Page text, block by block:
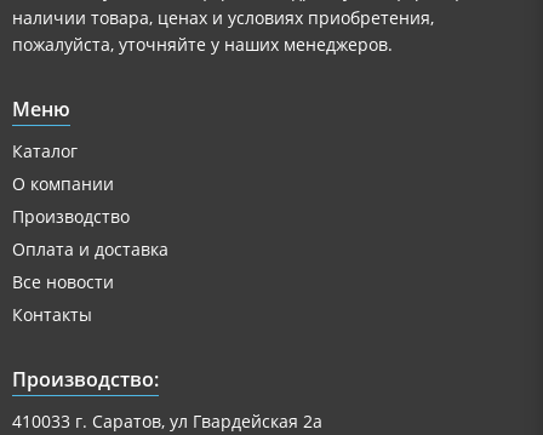
наличии товара, ценах и условиях приобретения,
пожалуйста, уточняйте у наших менеджеров.
Меню
Каталог
О компании
Производство
Оплата и доставка
Все новости
Контакты
Производство:
410033 г. Саратов, ул Гвардейская 2а